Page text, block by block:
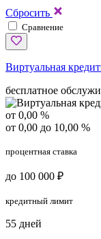
Сбросить
Сравнение
Виртуальная
бесплатное
от 0,00 %
от 0,00 до 10,00 %
процентная ставка
до 100 000 ₽
кредитный лимит
55 дней